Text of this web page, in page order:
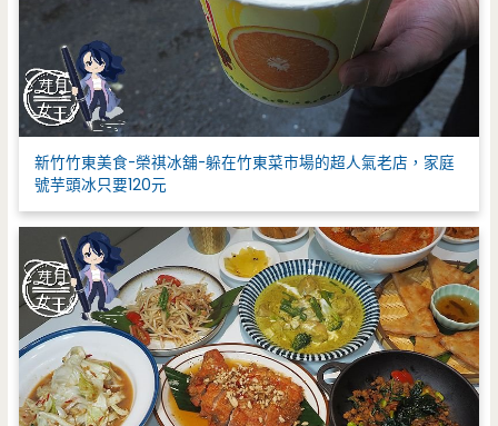
新竹竹東美食-榮祺冰舖-躲在竹東菜市場的超人氣老店，家庭
號芋頭冰只要120元